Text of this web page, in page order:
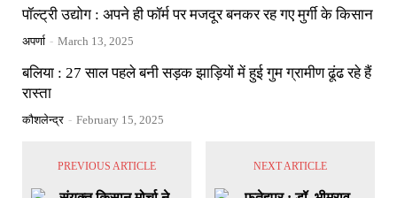
पॉल्ट्री उद्योग : अपने ही फॉर्म पर मजदूर बनकर रह गए मुर्गी के किसान
अपर्णा - March 13, 2025
बलिया : 27 साल पहले बनी सड़क झाड़ियों में हुई गुम ग्रामीण ढूंढ रहे हैं
रास्ता
कौशलेन्द्र - February 15, 2025
PREVIOUS ARTICLE NEXT ARTICLE